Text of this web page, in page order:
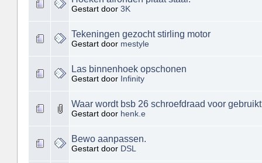
Gestart door 3K
Tekeningen gezocht stirling motor
Gestart door mestyle
Las binnenhoek opschonen
Gestart door Infinity
Waar wordt bsb 26 schroefdraad voor
Gestart door henk.e
Bewo aanpassen.
Gestart door DSL